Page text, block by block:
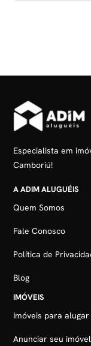
Especialista em
Camboriú!
A ADIM ALUGUÉIS
Quem Somos
Fale Conosco
Política de
Blog
IMÓVEIS
Imóveis para alugar
Anunciar seu imóvel